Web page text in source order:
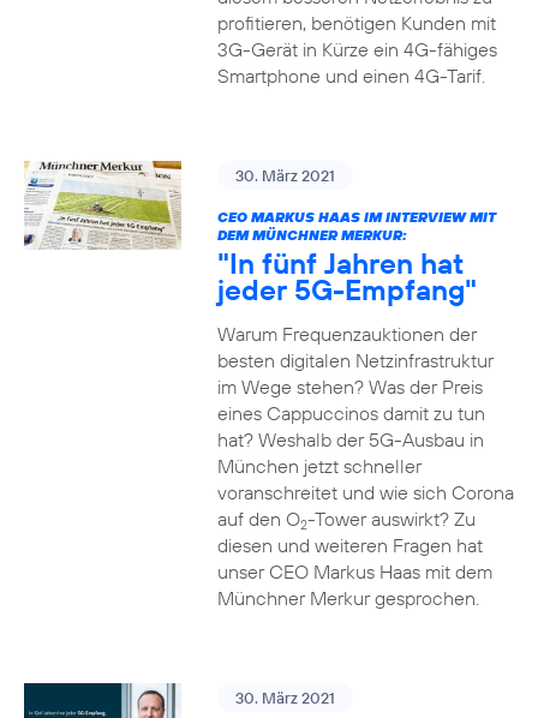
profitieren, benötigen Kunden mit
3G-Gerät in Kürze ein 4G-fähiges
Smartphone und einen 4G-Tarif.
30. März 2021
CEO MARKUS HAAS IM INTERVIEW MIT
DEM MÜNCHNER MERKUR:
"In fünf Jahren hat
jeder 5G-Empfang"
Warum Frequenzauktionen der
besten digitalen Netzinfrastruktur
im Wege stehen? Was der Preis
eines Cappuccinos damit zu tun
hat? Weshalb der 5G-Ausbau in
München jetzt schneller
voranschreitet und wie sich Corona
auf den O2-Tower auswirkt? Zu
diesen und weiteren Fragen hat
unser CEO Markus Haas mit dem
Münchner Merkur gesprochen.
30. März 2021